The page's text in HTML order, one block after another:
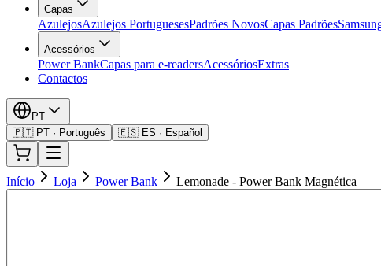
Capas
AzulejosAzulejos PortuguesesPadrões NovosCapas Padrões
Acessórios
Power BankCapas para e-readersAcessóriosExtras
Contactos
PT
🇵🇹 PT · Português
🇪🇸 ES · Español
Início Loja Power Bank Lemonade - Power Bank Magnética